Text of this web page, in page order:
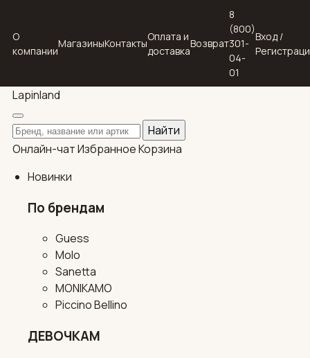
О
компании
МагазиныКонтакты
Оплата и
доставка
Возврат
8
(800)
301-
04-
01
Вход /
Lapinland
Поиск по каталогу
Найти
Онлайн-чатИзбранноеКорзина
Новинки
По брендам
Guess
Molo
Sanetta
MONIKAMO
Piccino Bellino
ДЕВОЧКАМ